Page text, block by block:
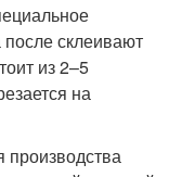
склеивают
из 2–5
на
производства